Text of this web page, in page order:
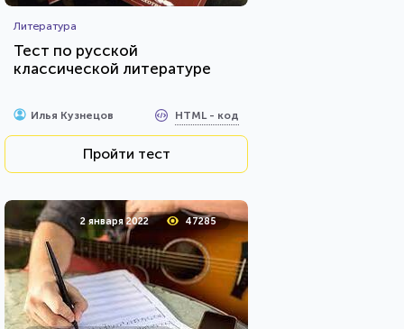
Литература
Тест по русской
классической литературе
Илья Кузнецов HTML - код
Пройти тест
2 января 2022 47285